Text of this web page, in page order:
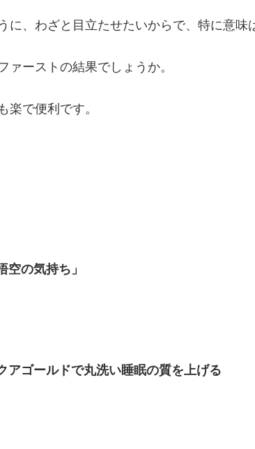
、わざと目立たせたいからで、特に意味
ーストの結果でしょうか。
楽で便利です。
の気持ち」
アゴールドで丸洗い睡眠の質を上げる